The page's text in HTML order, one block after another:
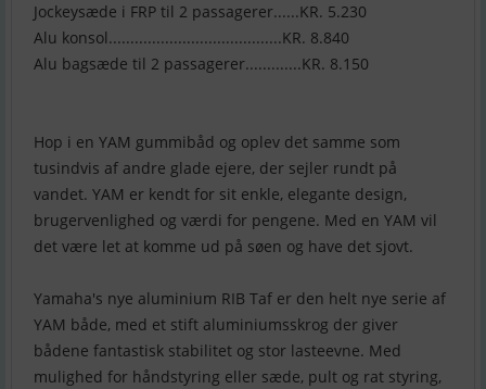
Jockeysæde i FRP til 2 passagerer......KR. 5.230
Alu konsol........................................KR. 8.840
Alu bagsæde til 2 passagerer.............KR. 8.150
Hop i en YAM gummibåd og oplev det samme som
tusindvis af andre glade ejere, der sejler rundt på
vandet. YAM er kendt for sit enkle, elegante design,
brugervenlighed og værdi for pengene. Med en YAM vil
det være let at komme ud på søen og have det sjovt.
Yamaha's nye aluminium RIB Taf er den helt nye serie af
YAM både, med et stift aluminiumsskrog der giver
bådene fantastisk stabilitet og stor lasteevne. Med
mulighed for håndstyring eller sæde, pult og rat styring,